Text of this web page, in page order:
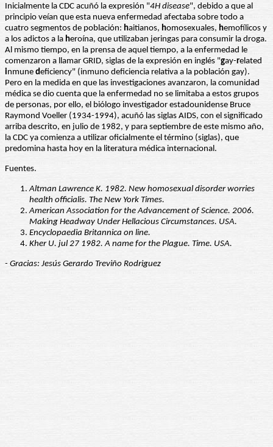
Inicialmente la CDC acuñó la expresión "4H disease", debido a que al
principio veían que esta nueva enfermedad afectaba sobre todo a
cuatro segmentos de población: haitianos, homosexuales, hemofílicos y
a los adictos a la heroína, que utilizaban jeringas para consumir la droga.
Al mismo tiempo, en la prensa de aquel tiempo, a la enfermedad le
comenzaron a llamar GRID, siglas de la expresión en inglés "gay-related
inmune deficiency" (inmuno deficiencia relativa a la población gay).
Pero en la medida en que las investigaciones avanzaron, la comunidad
médica se dio cuenta que la enfermedad no se limitaba a estos grupos
de personas, por ello, el biólogo investigador estadounidense Bruce
Raymond Voeller (1934-1994), acuñó las siglas AIDS, con el significado
arriba descrito, en julio de 1982, y para septiembre de este mismo año,
la CDC ya comienza a utilizar oficialmente el término (siglas), que
predomina hasta hoy en la literatura médica internacional.
Fuentes.
Altman Lawrence K. 1982. New homosexual disorder worries
health officialis. The New York Times.
American Association for the Advancement of Science. 2006.
Making Headway Under Hellacious Circumstances. USA.
Encyclopaedia Britannica on line.
Kher U. jul 27 1982. A name for the Plague. Time. USA.
- Gracias: Jesús Gerardo Treviño Rodriguez